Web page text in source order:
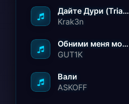
Дайте Дури (Triad Remix)
Krak3n
Обними меня молча ничего не говори
GUT1K
Вали
ASKOFF